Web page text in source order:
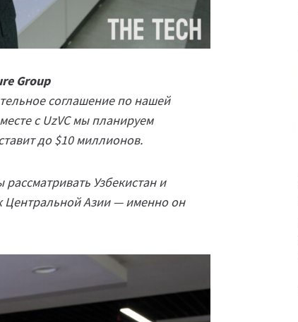
Group
соглашение по нашей
с UzVC мы планируем
до $10 миллионов.
Узбекистан и
Центральной Азии — именно он